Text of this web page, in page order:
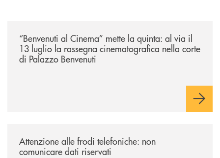
“Benvenuti al Cinema” mette la quinta: al via il
13 luglio la rassegna cinematografica nella corte
di Palazzo Benvenuti
Attenzione alle frodi telefoniche: non
comunicare dati riservati